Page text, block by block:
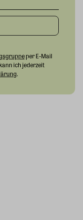
per E-Mail
ich jederzeit
.